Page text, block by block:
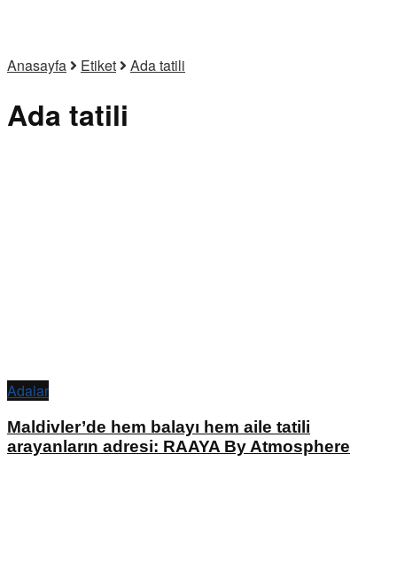
Anasayfa Etiket Ada tatili
Ada tatili
Adalar
Maldivler’de hem balayı hem aile tatili
arayanların adresi: RAAYA By Atmosphere